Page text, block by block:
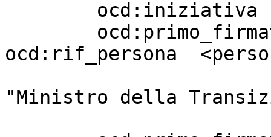
ocd:rif_persona
"Ministro della